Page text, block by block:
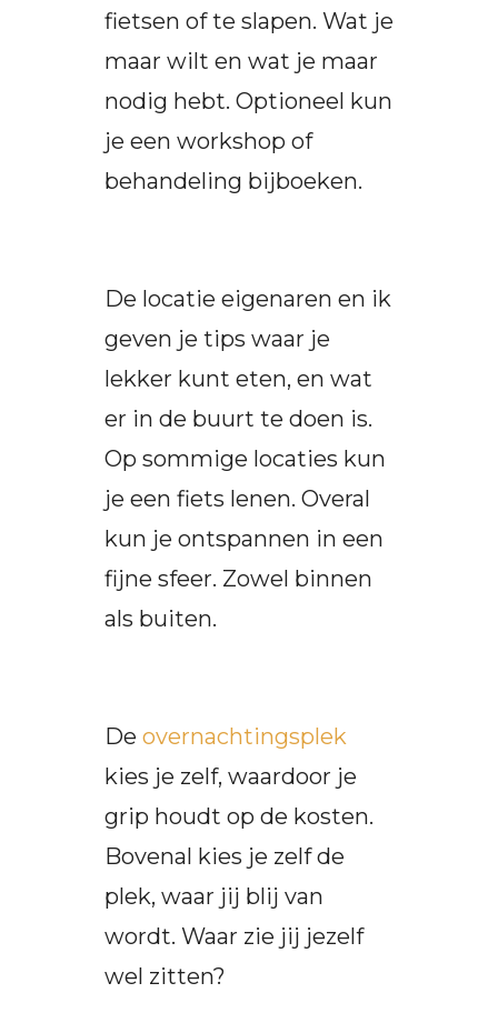
fietsen of te slapen. Wat je
maar wilt en wat je maar
nodig hebt. Optioneel kun
je een workshop of
behandeling bijboeken.
De locatie eigenaren en ik
geven je tips waar je
lekker kunt eten, en wat
er in de buurt te doen is.
Op sommige locaties kun
je een fiets lenen. Overal
kun je ontspannen in een
fijne sfeer. Zowel binnen
als buiten.
De overnachtingsplek
kies je zelf, waardoor je
grip houdt op de kosten.
Bovenal kies je zelf de
plek, waar jij blij van
wordt. Waar zie jij jezelf
wel zitten?